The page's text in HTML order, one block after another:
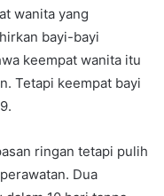
wanita yang
bayi-bayi
keempat wanita itu
Tetapi keempat bayi
ringan tetapi pulih
Dua